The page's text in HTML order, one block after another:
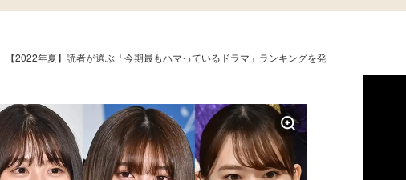
【2022年夏】読者が選ぶ「今期最もハマっているドラマ」ランキングを発